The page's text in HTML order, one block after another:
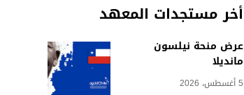
أخر مستجدات المعهد
عرض منحة نيلسون
مانديلا
5 أغسطس، 2026